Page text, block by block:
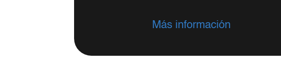
Más información